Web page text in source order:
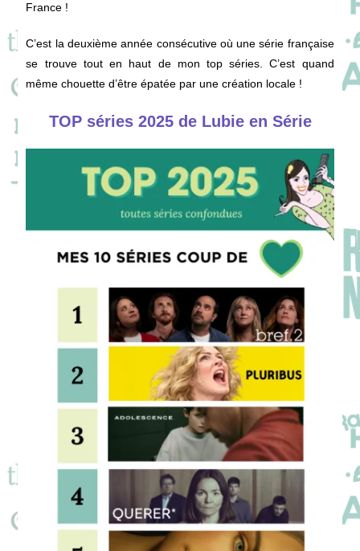
France !
C’est la deuxième année consécutive où une série française
se trouve tout en haut de mon top séries. C’est quand
même chouette d’être épatée par une création locale !
TOP séries 2025 de Lubie en Série